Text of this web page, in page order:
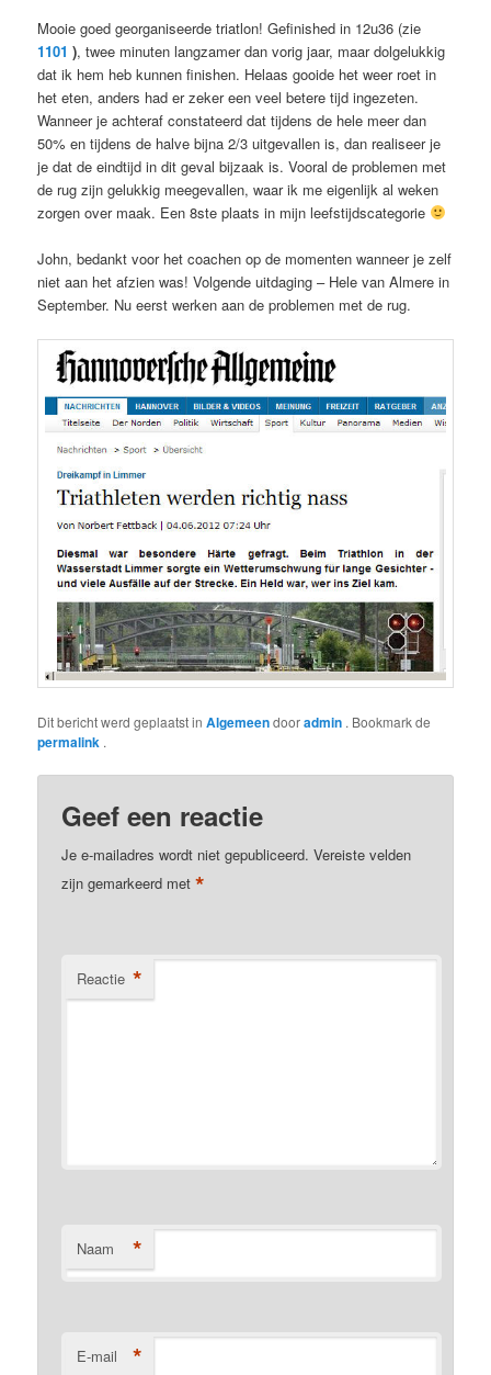
Mooie goed georganiseerde triatlon! Gefinished in 12u36 (zie
1101 ), twee minuten langzamer dan vorig jaar, maar dolgelukkig
dat ik hem heb kunnen finishen. Helaas gooide het weer roet in
het eten, anders had er zeker een veel betere tijd ingezeten.
Wanneer je achteraf constateerd dat tijdens de hele meer dan
50% en tijdens de halve bijna 2/3 uitgevallen is, dan realiseer je
je dat de eindtijd in dit geval bijzaak is. Vooral de problemen met
de rug zijn gelukkig meegevallen, waar ik me eigenlijk al weken
zorgen over maak. Een 8ste plaats in mijn leefstijdscategorie
John, bedankt voor het coachen op de momenten wanneer je zelf
niet aan het afzien was! Volgende uitdaging – Hele van Almere in
September. Nu eerst werken aan de problemen met de rug.
Dit bericht werd geplaatst inAlgemeendooradmin . Bookmark de
permalink .
Geef een reactie
Je e-mailadres wordt niet gepubliceerd. Vereiste velden
zijn gemarkeerd met*
Reactie *
Naam *
E-mail *